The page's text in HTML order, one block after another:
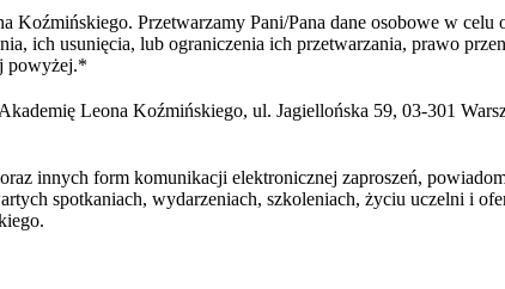
Koźmińskiego. Przetwarzamy Pani/Pana dane osobowe w
ich usunięcia, lub ograniczenia ich przetwarzania, prawo
powyżej.*
Leona Koźmińskiego, ul. Jagiellońska 59, 03-301
innych form komunikacji elektronicznej zaproszeń,
spotkaniach, wydarzeniach, szkoleniach, życiu uczelni i